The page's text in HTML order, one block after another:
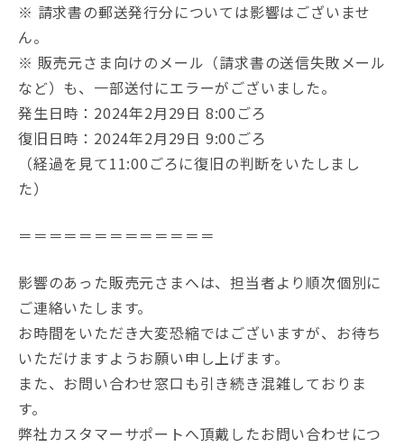
※ 請求書の郵送発行分については影響はございませ
ん。
※ 販売元さま向けのメール（請求書の送信失敗メール
など）も、一部送付にエラーがございました。
発生日時：2024年2月29日 8:00ごろ
復旧日時：2024年2月29日 9:00ごろ
（経過を見て11:00ごろに復旧の判断をいたしまし
た）
＝＝＝＝＝＝＝＝＝＝＝＝＝
影響のあった販売元さまへは、担当者より順次個別に
ご連絡いたします。
お時間をいただき大変恐縮ではございますが、お待ち
いただけますようお願い申し上げます。
また、お問い合わせ窓口も引き続き混雑しておりま
す。
弊社カスタマーサポートへ頂戴したお問い合わせにつ